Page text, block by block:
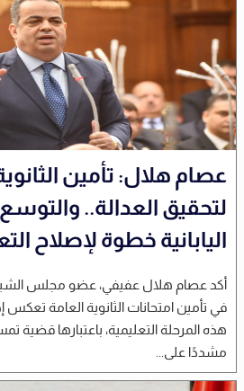
عصام هلال: تأمين
لتحقيق العدالة..
اليابانية خطوة لإصلاح
أكد عصام هلال عفيفي، عضو مجلس
في تأمين امتحانات الثانوية العامة تعكس
هذه المرحلة التعليمية، باعتبارها قضية
مشددًا على...